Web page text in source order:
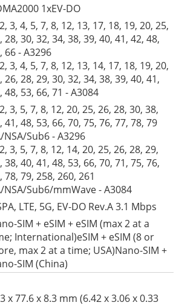
1xEV-DO
3, 4, 5, 7, 8, 12, 13, 17, 18, 19, 20, 25,
28, 30, 32, 34, 38, 39, 40, 41, 42, 48,
66 - A3296
3, 4, 5, 7, 8, 12, 13, 14, 17, 18, 19, 20,
26, 28, 29, 30, 32, 34, 38, 39, 40, 41,
48, 53, 66, 71 - A3084
3, 5, 7, 8, 12, 20, 25, 26, 28, 30, 38,
41, 48, 53, 66, 70, 75, 76, 77, 78, 79
NSA/Sub6 - A3296
3, 5, 7, 8, 12, 14, 20, 25, 26, 28, 29,
38, 40, 41, 48, 53, 66, 70, 71, 75, 76,
78, 79, 258, 260, 261
NSA/Sub6/mmWave - A3084
LTE, 5G, EV-DO Rev.A 3.1 Mbps
SIM + eSIM + eSIM (max 2 at a
International)eSIM + eSIM (8 or
max 2 at a time; USA)Nano-SIM +
SIM (China)
x 77.6 x 8.3 mm (6.42 x 3.06 x 0.33